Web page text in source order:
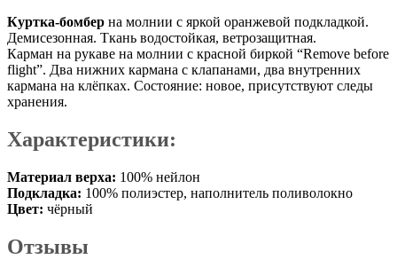
Куртка-бомбер на молнии с яркой оранжевой подкладкой.
Демисезонная. Ткань водостойкая, ветрозащитная.
Карман на рукаве на молнии с красной биркой “Remove before
flight”. Два нижних кармана с клапанами, два внутренних
кармана на клёпках. Состояние: новое, присутствуют следы
хранения.
Характеристики:
Материал верха: 100% нейлон
Подкладка: 100% полиэстер, наполнитель поливолокно
Цвет: чёрный
Отзывы